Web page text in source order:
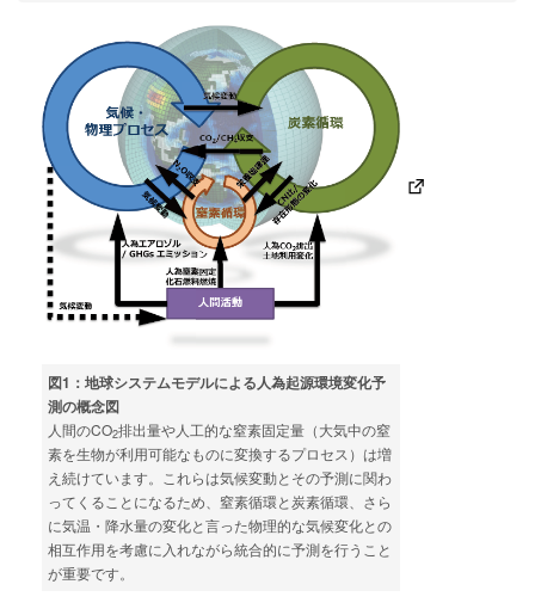
図1：地球システムモデルによる人為起源環境変化予
測の概念図
人間のCO2排出量や人工的な窒素固定量（大気中の窒
素を生物が利用可能なものに変換するプロセス）は増
え続けています。これらは気候変動とその予測に関わ
ってくることになるため、窒素循環と炭素循環、さら
に気温・降水量の変化と言った物理的な気候変化との
相互作用を考慮に入れながら統合的に予測を行うこと
が重要です。